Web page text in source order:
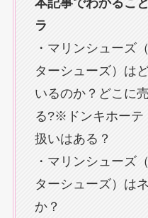
本記事でわかるこ
ラ
・マリンシューズ
ターシューズ）は
いるのか？どこに
る?※ドンキホーテ
扱いはある？
・マリンシューズ
ターシューズ）は
か？